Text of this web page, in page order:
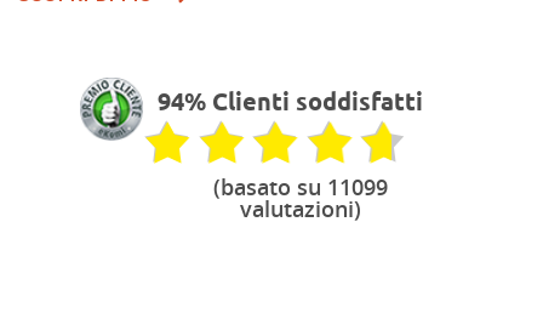
94% Clienti soddisfatti
(basato su 11099
valutazioni)